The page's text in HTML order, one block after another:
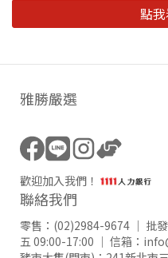
點
雅勝嚴選
歡迎加入我們！
聯絡我們
零售： (02)2984-9674 ｜ 批
五 09:00-17:00 ｜ 信箱：